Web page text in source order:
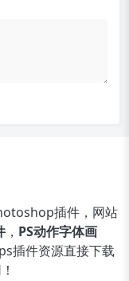
插件，网站
， PS动作字体画
插件资源直接下载